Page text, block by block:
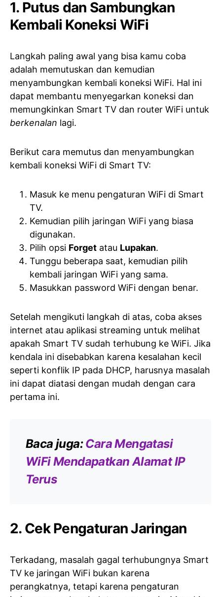
1. Putus dan Sambungkan
Kembali Koneksi WiFi
Langkah paling awal yang bisa kamu coba
adalah memutuskan dan kemudian
menyambungkan kembali koneksi WiFi. Hal ini
dapat membantu menyegarkan koneksi dan
memungkinkan Smart TV dan router WiFi untuk
berkenalan lagi.
Berikut cara memutus dan menyambungkan
kembali koneksi WiFi di Smart TV:
Masuk ke menu pengaturan WiFi di Smart
TV.
Kemudian pilih jaringan WiFi yang biasa
digunakan.
Pilih opsi Forget atau Lupakan.
Tunggu beberapa saat, kemudian pilih
kembali jaringan WiFi yang sama.
Masukkan password WiFi dengan benar.
Setelah mengikuti langkah di atas, coba akses
internet atau aplikasi streaming untuk melihat
apakah Smart TV sudah terhubung ke WiFi. Jika
kendala ini disebabkan karena kesalahan kecil
seperti konflik IP pada DHCP, harusnya masalah
ini dapat diatasi dengan mudah dengan cara
pertama ini.
Baca juga:Cara Mengatasi
WiFi Mendapatkan Alamat IP
Terus
2. Cek Pengaturan Jaringan
Terkadang, masalah gagal terhubungnya Smart
TV ke jaringan WiFi bukan karena
perangkatnya, tetapi karena pengaturan